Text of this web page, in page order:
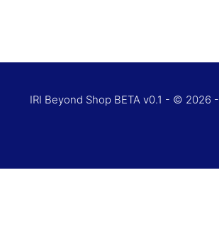
IRI Beyond Shop BETA v0.1 - © 2026 -